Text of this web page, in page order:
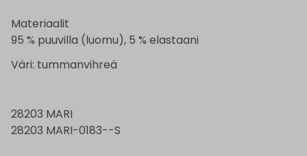
Materiaalit
95 % puuvilla (luomu), 5 % elastaani
Väri: tummanvihreä
28203 MARI
28203 MARI-0183--S